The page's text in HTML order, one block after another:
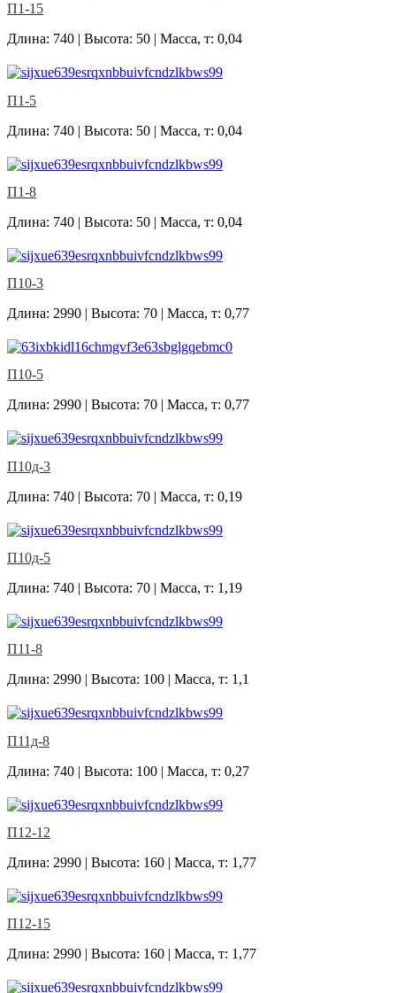
П1-15
Длина: 740 | Высота: 50 | Масса, т: 0,04
П1-5
Длина: 740 | Высота: 50 | Масса, т: 0,04
П1-8
Длина: 740 | Высота: 50 | Масса, т: 0,04
П10-3
Длина: 2990 | Высота: 70 | Масса, т: 0,77
П10-5
Длина: 2990 | Высота: 70 | Масса, т: 0,77
П10д-3
Длина: 740 | Высота: 70 | Масса, т: 0,19
П10д-5
Длина: 740 | Высота: 70 | Масса, т: 1,19
П11-8
Длина: 2990 | Высота: 100 | Масса, т: 1,1
П11д-8
Длина: 740 | Высота: 100 | Масса, т: 0,27
П12-12
Длина: 2990 | Высота: 160 | Масса, т: 1,77
П12-15
Длина: 2990 | Высота: 160 | Масса, т: 1,77